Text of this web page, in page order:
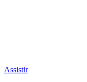
Assistir